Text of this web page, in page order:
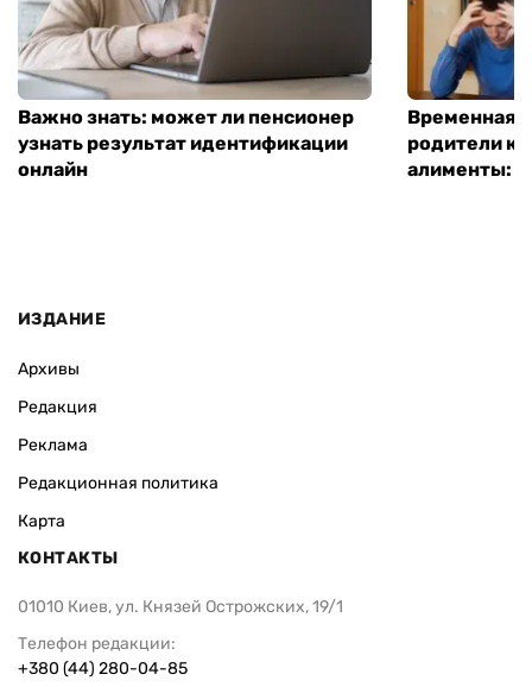
Важно знать: может ли пенсионер
узнать результат идентификации
онлайн
Временная
родители
алименты:
ИЗДАНИЕ
Архивы
Редакция
Реклама
Редакционная политика
Карта
КОНТАКТЫ
01010 Киев, ул. Князей Острожских, 19/1
Телефон редакции:
+380 (44) 280-04-85